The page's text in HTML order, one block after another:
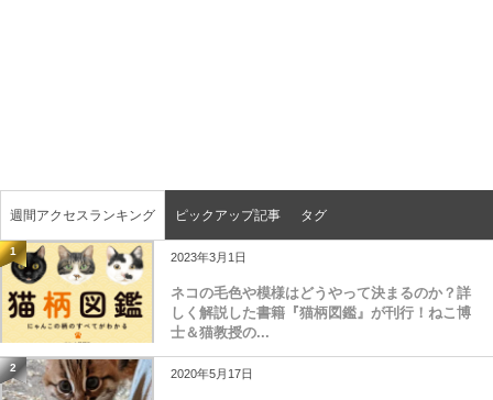
週間アクセスランキング ピックアップ記事 タグ
1 2023年3月1日
ネコの毛色や模様はどうやって決まるのか？詳
しく解説した書籍『猫柄図鑑』が刊行！ねこ博
士＆猫教授の...
2 2020年5月17日